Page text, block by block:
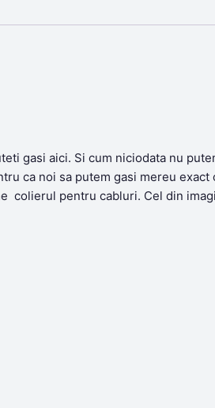
gasi aici. Si cum niciodata nu
ca noi sa putem gasi mereu
pentru cabluri. Cel din